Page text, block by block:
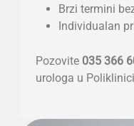
Brzi termini
Individualan
Pozovite 035 366
urologa u